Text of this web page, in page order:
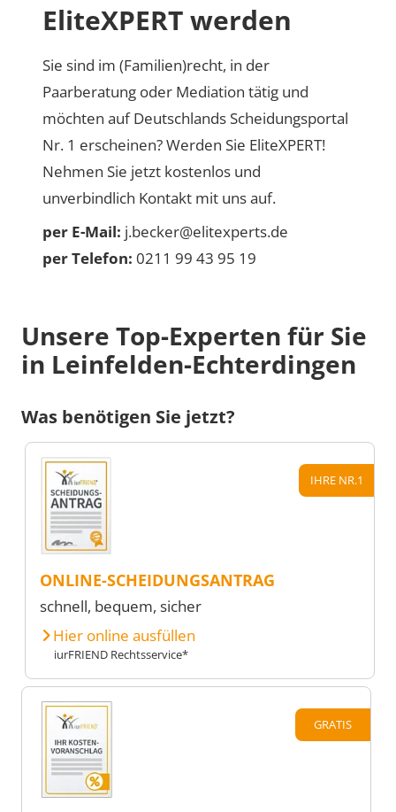
EliteXPERT werden
Sie sind im (Familien)recht, in der
Paarberatung oder Mediation tätig und
möchten auf Deutschlands Scheidungsportal
Nr. 1 erscheinen? Werden Sie EliteXPERT!
Nehmen Sie jetzt kostenlos und
unverbindlich Kontakt mit uns auf.
per E-Mail: j.becker@elitexperts.de
per Telefon: 0211 99 43 95 19
Unsere Top-Experten für Sie
in Leinfelden-Echterdingen
Was benötigen Sie jetzt?
IHRE NR.1
ONLINE-SCHEIDUNGSANTRAG
schnell, bequem, sicher
Hier online ausfüllen
iurFRIEND Rechtsservice*
GRATIS